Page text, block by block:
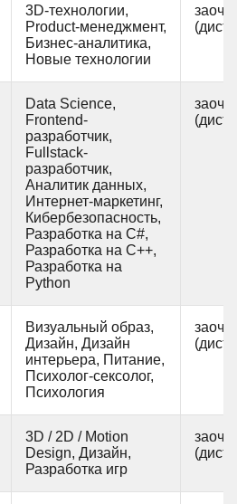
3D-технологии,
Product-менеджмент,
Бизнес-аналитика,
Новые технологии
Data Science,
Frontend-
разработчик,
Fullstack-
разработчик,
Аналитик данных,
Интернет-маркетинг,
Кибербезопасность,
Разработка на C#,
Разработка на C++,
Разработка на
Python
Визуальный образ,
Дизайн, Дизайн
интерьера, Питание,
Психолог-сексолог,
Психология
3D / 2D / Motion
Design, Дизайн,
Разработка игр